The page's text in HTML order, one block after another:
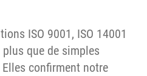
ISO 9001, ISO 14001
que de simples
confirment notre